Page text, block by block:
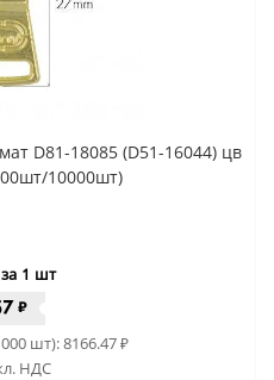
D81-18085 (D51-16044) цв
10000шт)
1 шт
₽
шт):8166.47₽
НДС